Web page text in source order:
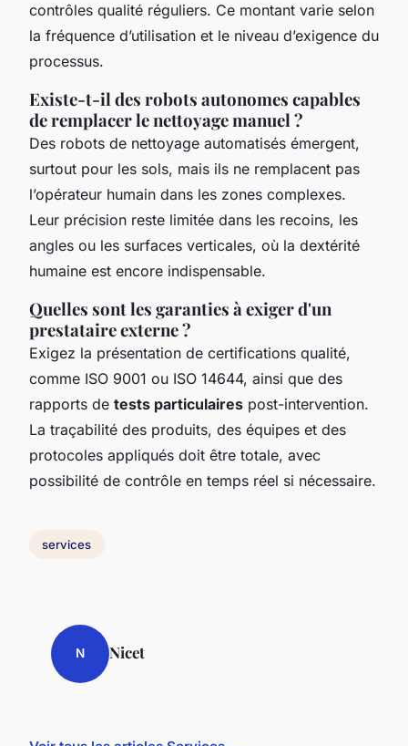
contrôles qualité réguliers. Ce montant varie selon
la fréquence d’utilisation et le niveau d’exigence du
processus.
Existe-t-il des robots autonomes capables
de remplacer le nettoyage manuel ?
Des robots de nettoyage automatisés émergent,
surtout pour les sols, mais ils ne remplacent pas
l’opérateur humain dans les zones complexes.
Leur précision reste limitée dans les recoins, les
angles ou les surfaces verticales, où la dextérité
humaine est encore indispensable.
Quelles sont les garanties à exiger d'un
prestataire externe ?
Exigez la présentation de certifications qualité,
comme ISO 9001 ou ISO 14644, ainsi que des
rapports de tests particulaires post-intervention.
La traçabilité des produits, des équipes et des
protocoles appliqués doit être totale, avec
possibilité de contrôle en temps réel si nécessaire.
services
N Nicet